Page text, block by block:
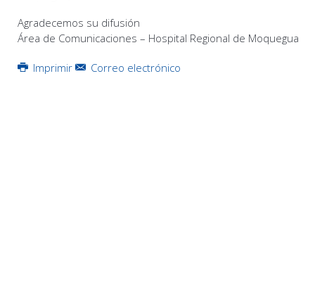
Agradecemos su difusión
Área de Comunicaciones – Hospital Regional de Moquegua
Imprimir Correo electrónico